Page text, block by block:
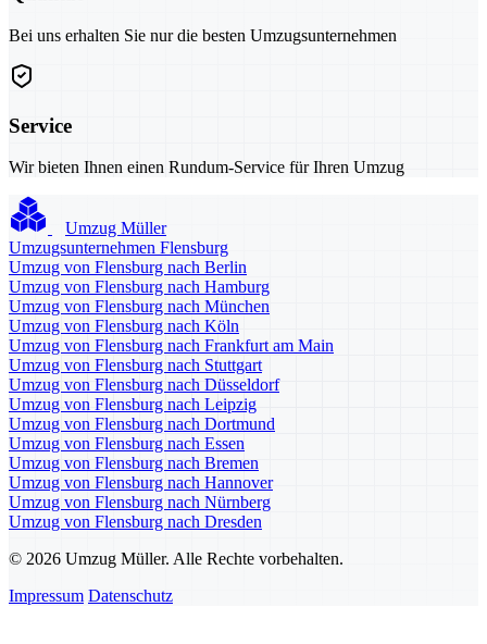
Bei uns erhalten Sie nur die besten Umzugsunternehmen
Service
Wir bieten Ihnen einen Rundum-Service für Ihren Umzug
Umzug Müller
Umzugsunternehmen Flensburg
Umzug von Flensburg nach Berlin
Umzug von Flensburg nach Hamburg
Umzug von Flensburg nach München
Umzug von Flensburg nach Köln
Umzug von Flensburg nach Frankfurt am Main
Umzug von Flensburg nach Stuttgart
Umzug von Flensburg nach Düsseldorf
Umzug von Flensburg nach Leipzig
Umzug von Flensburg nach Dortmund
Umzug von Flensburg nach Essen
Umzug von Flensburg nach Bremen
Umzug von Flensburg nach Hannover
Umzug von Flensburg nach Nürnberg
Umzug von Flensburg nach Dresden
© 2026 Umzug Müller. Alle Rechte vorbehalten.
Impressum Datenschutz